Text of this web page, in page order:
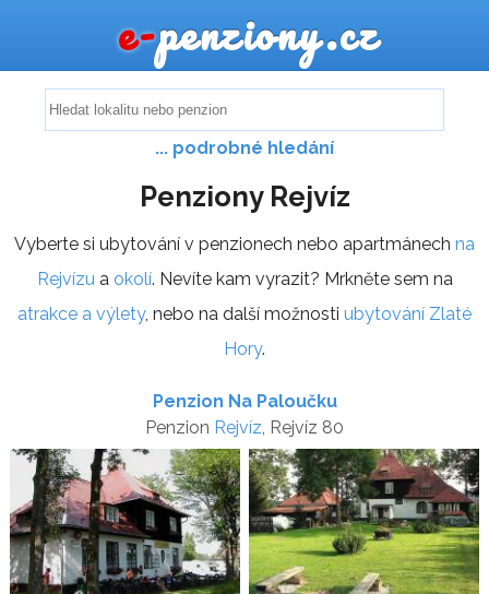
e-penziony.cz
... podrobné hledání
Penziony Rejvíz
Vyberte si ubytování v penzionech nebo apartmánech na
Rejvízu a okolí. Nevíte kam vyrazit? Mrkněte sem na
atrakce a výlety, nebo na další možnosti ubytování Zlaté
Hory.
Penzion Na Paloučku
Penzion Rejvíz , Rejvíz 80